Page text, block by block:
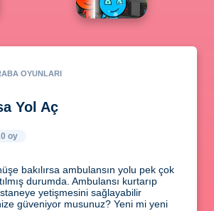
OYUNLARI
Yol Aç
oy
bakılırsa ambulansın yolu pek çok
durumda. Ambulansı kurtarıp
yetişmesini sağlayabilir
güveniyor musunuz? Yeni mi yeni